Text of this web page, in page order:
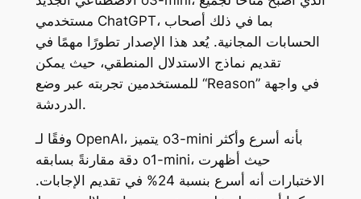
مستخدمي ChatGPT، بما في ذلك أصحاب
الحسابات المجانية. يُعد هذا الإصدار تطورًا مهمًا في
تقديم نماذج الاستدلال المنطقي، حيث يمكن
للمستخدمين تجربته عبر وضع “Reason” في واجهة
الدردشة.
وفقًا لـ OpenAI، يتميز o3-mini بأنه أسرع وأكثر
دقة مقارنةً بسابقه o1-mini، حيث أظهرت
الاختبارات أنه أسرع بنسبة 24% في تقديم الإجابات.